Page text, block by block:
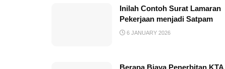
Inilah Contoh Surat Lamaran
Pekerjaan menjadi Satpam
6 JANUARY 2026
Berapa Biaya Penerbitan KTA